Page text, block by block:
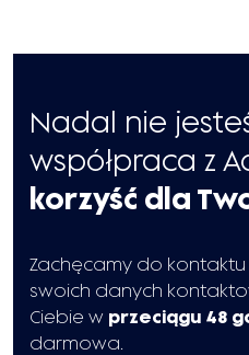
Nadal nie
współpraca z
korzyść dla
Zachęcamy do
swoich danych
Ciebie w przeciągu 48
darmowa.